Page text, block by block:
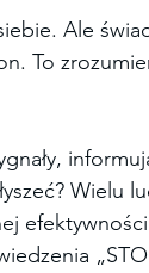
Ale
To
Wielu